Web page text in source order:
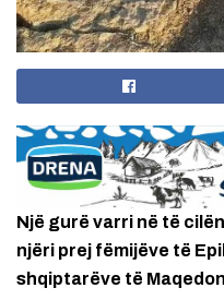
Një gurë varri në të
njëri prej fëmijëve të
shqiptarëve të